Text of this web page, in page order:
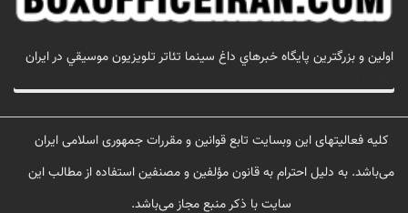
اولين و بزرگترين پايگاه خبرهاي داغ سينما تئاتر تلويزيون موسيقي در ايران
کلیه فعالیتهای این وبسایت تابع قوانین و مقررات جمهوری اسلامی ایران
می‌باشد. به دلیل احترام به قانون مؤلفین و مصنفین استفاده از مطالب این
سایت با ذکر منبع مجاز می‌باشد.